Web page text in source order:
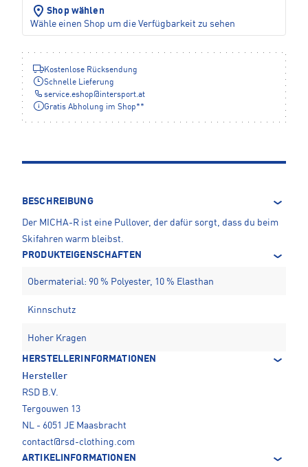
Shop wählen
Wähle einen Shop um die Verfügbarkeit zu sehen
Kostenlose Rücksendung
Schnelle Lieferung
service.eshop@intersport.at
Gratis Abholung im Shop**
BESCHREIBUNG
Der MICHA-R ist eine Pullover, der dafür sorgt, dass du beim
Skifahren warm bleibst.
PRODUKTEIGENSCHAFTEN
Obermaterial: 90 % Polyester, 10 % Elasthan
Kinnschutz
Hoher Kragen
HERSTELLERINFORMATIONEN
Hersteller
RSD B.V.
Tergouwen 13
NL - 6051 JE Maasbracht
contact@rsd-clothing.com
ARTIKELINFORMATIONEN